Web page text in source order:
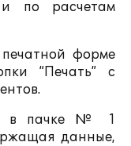
по расчетам
форме
“Печать” с
в пачке № 1
данные,